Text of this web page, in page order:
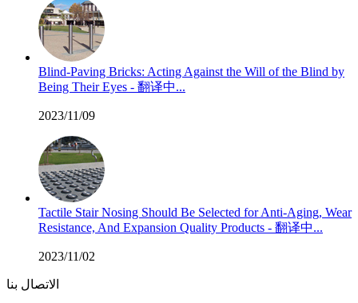
Blind-Paving Bricks: Acting Against the Will of the Blind by
Being Their Eyes - 翻译中...
2023/11/09
Tactile Stair Nosing Should Be Selected for Anti-Aging, Wear
Resistance, And Expansion Quality Products - 翻译中...
2023/11/02
الاتصال بنا